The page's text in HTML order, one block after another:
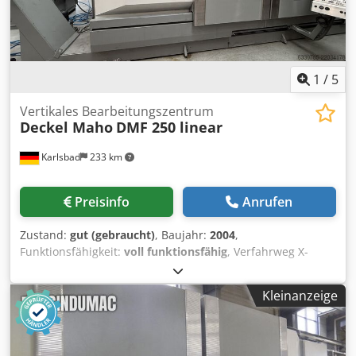
Positionen Mit geliefert: 3x Schraubstocke 36
Werkzeugbehaltern Ölfilter Filtermist S800 Maschine
Betriebsanleitungen Ursprungsland: Japan Motorleistung:
3,7 kW Maschine (L×B×H): 160 × 190 × 220 cm Dsdpfxjyw
1 / 5
Karlsbad 233 km
Vertikales Bearbeitungszentrum
Deckel Maho DMF 250 linear
Preisinfo Anrufen
Zustand: gut (gebraucht), Baujahr: 2004,
Funktionsfähigkeit: voll funktionsfähig, Verfahrweg X-
, Verfahrweg Y-Achse:
Verfahrweg Z-Achse:900 mm, Betriebsstunden der
Spindel:44’377 h, Kühlmittelzufuhr:40 bar, Spindelnase:
HSK 63, Anzahl der Steckplätze im Werkzeugmagazin:30,
Ausstattung:
Dokumentation/Handbuch, Drehzahl
stufenlos einstellbar, Späneförderer, Maschine ist voll
Kleinanzeige